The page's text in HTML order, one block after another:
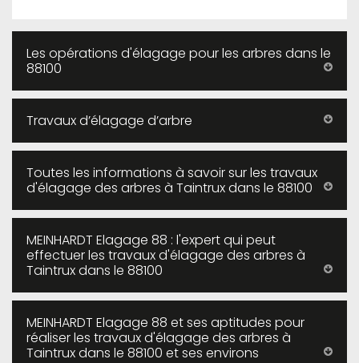
Les opérations d'élagage pour les arbres dans le
88100
Travaux d’élagage d’arbre
Toutes les informations à savoir sur les travaux
d'élagage des arbres à Taintrux dans le 88100
MEINHARDT Elagage 88 : l'expert qui peut
effectuer les travaux d'élagage des arbres à
Taintrux dans le 88100
MEINHARDT Elagage 88 et ses aptitudes pour
réaliser les travaux d'élagage des arbres à
Taintrux dans le 88100 et ses environs